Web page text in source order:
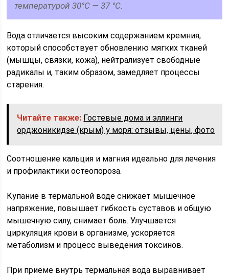
температурой 30°С — 37 °С.
Вода отличается высоким содержанием кремния,
который способствует обновлению мягких тканей
(мышцы, связки, кожа), нейтрализует свободные
радикалы и, таким образом, замедляет процессы
старения.
Читайте также: Гостевые дома и эллинги
орджоникидзе (крым) у моря: отзывы, цены, фото
Соотношение кальция и магния идеально для лечения
и профилактики остеопороза.
Купание в термальной воде снижает мышечное
напряжение, повышает гибкость суставов и общую
мышечную силу, снимает боль. Улучшается
циркуляция крови в организме, ускоряется
метаболизм и процесс выведения токсинов.
При приеме внутрь термальная вода выравнивает